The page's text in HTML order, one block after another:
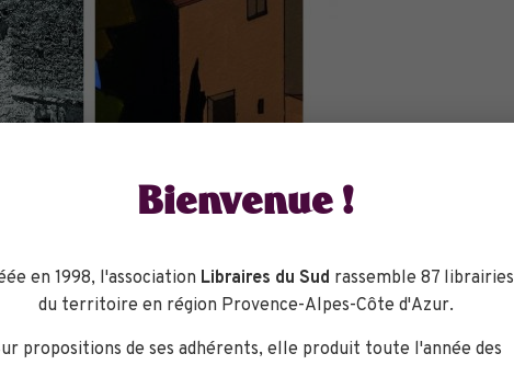
Bienvenue !
en 1998, l'association Libraires du Sud rassemble 87 librairies
du territoire en région Provence-Alpes-Côte d'Azur.
propositions de ses adhérents, elle produit toute l'année des